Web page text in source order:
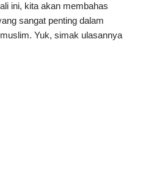
ini, kita akan membahas
sangat penting dalam
Yuk, simak ulasannya